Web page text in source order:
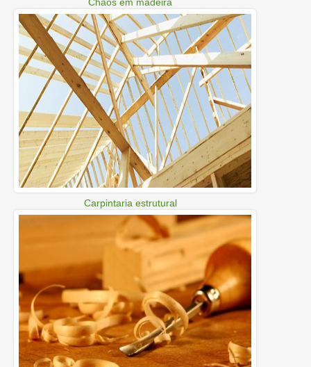
Carpintaria estrutural